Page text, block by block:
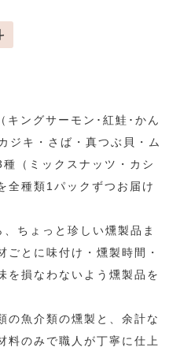
ングサーモン･紅鮭･かん
ジキ・さば・真つぶ貝・ム
（ミックスナッツ・カシ
全種類1パックずつお届け
ちょっと珍しい燻製品ま
ごとに味付け・燻製時間・
を損なわないよう燻製品を
の魚介類の燻製と、余計な
料のみで職人が丁寧に仕上